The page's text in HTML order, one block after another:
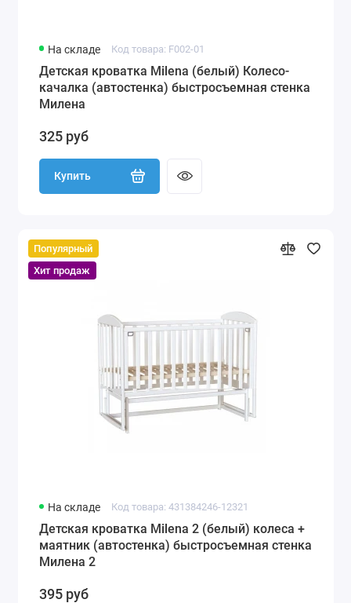
На складе Код товара: F002-01
Детская кроватка Milena (белый) Колесо-
качалка (автостенка) быстросъемная стенка
Милена
325 руб
Купить
Популярный
Хит продаж
На складе Код товара: 431384246-12321
Детская кроватка Milena 2 (белый) колеса +
маятник (автостенка) быстросъемная стенка
Милена 2
395 руб